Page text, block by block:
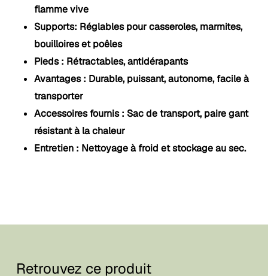
flamme vive
Supports: Réglables pour casseroles, marmites,
bouilloires et poêles
Pieds : Rétractables, antidérapants
Avantages : Durable, puissant, autonome, facile à
transporter
Accessoires fournis : Sac de transport, paire gant
résistant à la chaleur
Entretien : Nettoyage à froid et stockage au sec.
Retrouvez ce produit